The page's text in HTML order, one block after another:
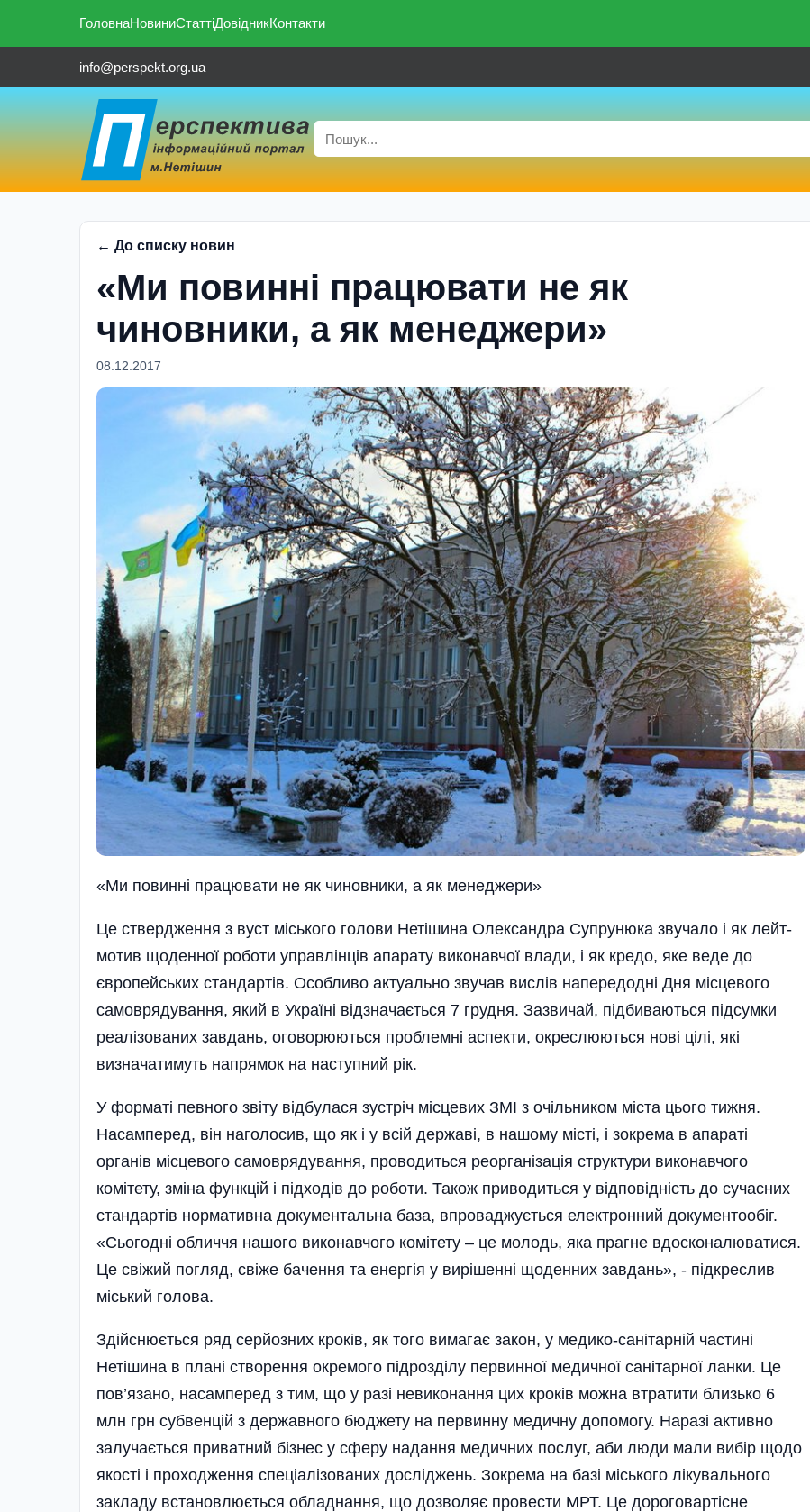
ГоловнаНовиниСтаттіДовідникКонтакти
info@perspekt.org.ua
← До списку новин
«Ми повинні працювати не як
чиновники, а як менеджери»
08.12.2017
«Ми повинні працювати не як чиновники, а як менеджери»
Це ствердження з вуст міського голови Нетішина Олександра Супрунюка звучало і як лейт­
мотив щоденної роботи управлінців апарату виконавчої влади, і як кредо, яке веде до
європейських стандартів. Особливо актуально звучав вислів напередодні Дня місцевого
самоврядування, який в Україні відзначається 7 грудня. Зазвичай, підбиваються підсумки
реалізованих завдань, оговорюються проблемні аспекти, окреслюються нові цілі, які
визначатимуть напрямок на наступний рік.
У форматі певного звіту відбулася зустріч місцевих ЗМІ з очільником міста цього тижня.
Насамперед, він наголосив, що як і у всій державі, в нашому місті, і зокрема в апараті
органів місцевого самоврядування, проводиться реорганізація структури виконавчого
комітету, зміна функцій і підходів до роботи. Також приводиться у відповідність до сучасних
стандартів нормативна документальна база, впроваджується електронний документообіг.
«Сьогодні обличчя нашого виконавчого комітету – це молодь, яка прагне вдосконалюватися.
Це свіжий погляд, свіже бачення та енергія у вирішенні щоденних завдань», - підкреслив
міський голова.
Здійснюється ряд серйозних кроків, як того вимагає закон, у медико-санітарній частині
Нетішина в плані створення окремого підрозділу первинної медичної санітарної ланки. Це
пов’язано, насамперед з тим, що у разі невиконання цих кроків можна втратити близько 6
млн грн субвенцій з державного бюджету на первинну медичну допомогу. Наразі активно
залучається приватний бізнес у сферу надання медичних послуг, аби люди мали вибір щодо
якості і прохо­дження спеці­алізованих досліджень. Зокрема на базі міського лікувального
закладу встановлюється обладнання, що дозволяє провести МРТ. Це дороговартісне